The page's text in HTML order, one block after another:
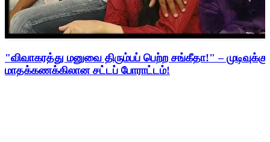
"விவாகரத்து மனுவை திரும்பப் பெற்ற சங்கீதா!" –
மாதக்கணக்கிலான சட்டப் போராட்டம்!